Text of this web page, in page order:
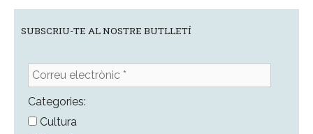
SUBSCRIU-TE AL NOSTRE BUTLLETÍ
Correu
electrònic
*Categories:
Cultura